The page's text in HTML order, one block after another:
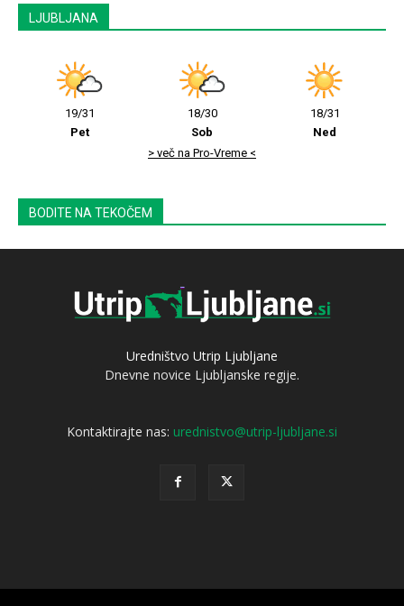
LJUBLJANA
19/31
Pet
18/30
Sob
18/31
Ned
> več na Pro-Vreme <
BODITE NA TEKOČEM
Uredništvo Utrip Ljubljane
Dnevne novice Ljubljanske regije.
Kontaktirajte nas: urednistvo@utrip-ljubljane.si